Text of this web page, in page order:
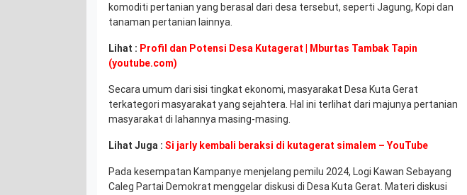
komoditi pertanian yang berasal dari desa tersebut, seperti Jagung, Kopi dan
tanaman pertanian lainnya.
Lihat : Profil dan Potensi Desa Kutagerat | Mburtas Tambak Tapin
(youtube.com)
Secara umum dari sisi tingkat ekonomi, masyarakat Desa Kuta Gerat
terkategori masyarakat yang sejahtera. Hal ini terlihat dari majunya pertanian
masyarakat di lahannya masing-masing.
Lihat Juga : Si jarly kembali beraksi di kutagerat simalem – YouTube
Pada kesempatan Kampanye menjelang pemilu 2024, Logi Kawan Sebayang
Caleg Partai Demokrat menggelar diskusi di Desa Kuta Gerat. Materi diskusi